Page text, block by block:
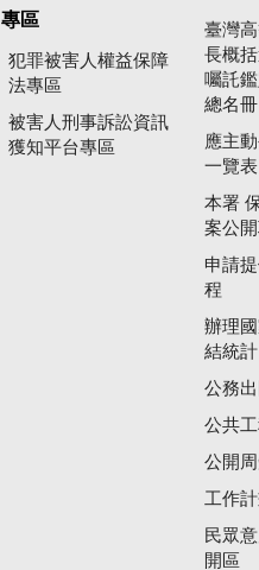
專區
犯罪被害人權益保障
法專區
被害人刑事訴訟資訊
獲知平台專區
臺灣
長概
囑託
總名冊
應主
一覽表
本署
案公開
申請
程
辦理
結統計
公務
公共
公開
工作
民眾
開區